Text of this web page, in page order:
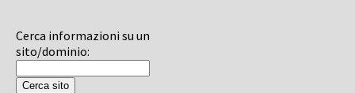
Cerca informazioni su un
sito/dominio: